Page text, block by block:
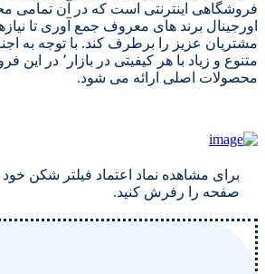
فروشگاهی اینترنتی است که در آن تمامی
اورجینال برند های معروف جمع آوری تا
مشتریان عزیز را برطرف کند. با توجه به
متنوع و زیاد با هر
محصولات اصلی ارائه می شود.
برای مشاهده نماد اعتماد فیلتر شکن
صفحه را رفرش کنید.